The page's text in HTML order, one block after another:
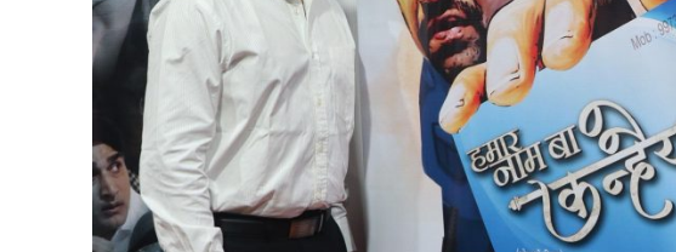
साजिद नाडियाडवाला के साथ 25 वर्षों का